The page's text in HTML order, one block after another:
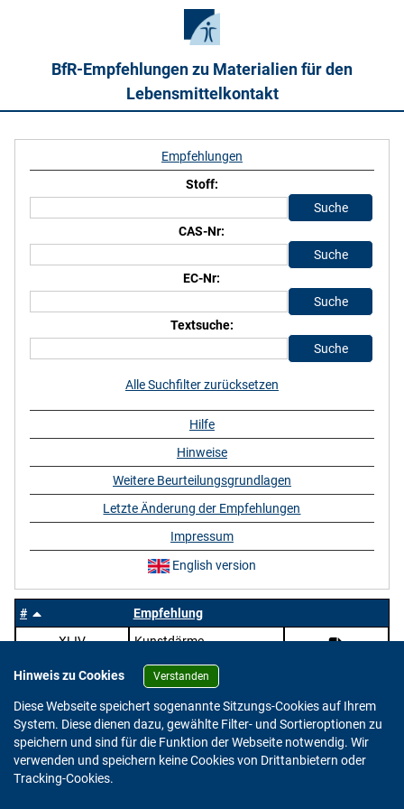
BfR-Empfehlungen zu Materialien für den
Lebensmittelkontakt
#
Empfehlung
XLIV
Kunstdärme
Empfehlungen
Stoff:
CAS-Nr:
EC-Nr:
Textsuche:
Alle Suchfilter zurücksetzen
Hilfe
Hinweise
Weitere Beurteilungsgrundlagen
Letzte Änderung der Empfehlungen
Impressum
English version
Hinweis zu Cookies Verstanden
Diese Webseite speichert sogenannte Sitzungs-Cookies auf Ihrem
System. Diese dienen dazu, gewählte Filter- und Sortieroptionen zu
speichern und sind für die Funktion der Webseite notwendig. Wir
verwenden und speichern keine Cookies von Drittanbietern oder
Tracking-Cookies.